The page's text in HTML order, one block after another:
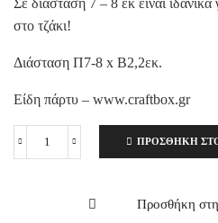
στο τζάκι!
Διάσταση Π7-8 x Β2,2εκ.
Είδη πάρτυ – www.craftbox.gr
Χριστουγεννιάτικο
ΠΡΟΣΘΉΚΗ
Προσθήκη